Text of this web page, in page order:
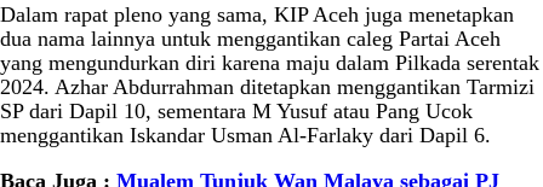
Dalam rapat pleno yang sama, KIP Aceh juga menetapkan
dua nama lainnya untuk menggantikan caleg Partai Aceh
yang mengundurkan diri karena maju dalam Pilkada serentak
2024. Azhar Abdurrahman ditetapkan menggantikan Tarmizi
SP dari Dapil 10, sementara M Yusuf atau Pang Ucok
menggantikan Iskandar Usman Al-Farlaky dari Dapil 6.
Baca Juga : Mualem Tunjuk Wan Malaya sebagai PJ